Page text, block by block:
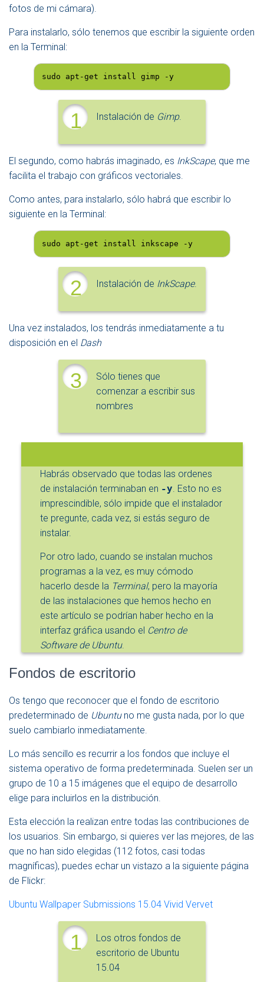
fotos de mi cámara).
Para instalarlo, sólo tenemos que escribir la siguiente orden
en la Terminal:
sudo apt-get install gimp -y
1 Instalación de Gimp.
El segundo, como habrás imaginado, es InkScape, que me
facilita el trabajo con gráficos vectoriales.
Como antes, para instalarlo, sólo habrá que escribir lo
siguiente en la Terminal:
sudo apt-get install inkscape -y
2 Instalación de InkScape.
Una vez instalados, los tendrás inmediatamente a tu
disposición en el Dash
3
Sólo tienes que
comenzar a escribir sus
nombres
Habrás observado que todas las ordenes
de instalación terminaban en -y . Esto no es
imprescindible, sólo impide que el instalador
te pregunte, cada vez, si estás seguro de
instalar.
Por otro lado, cuando se instalan muchos
programas a la vez, es muy cómodo
hacerlo desde la Terminal, pero la mayoría
de las instalaciones que hemos hecho en
este artículo se podrían haber hecho en la
interfaz gráfica usando el Centro de
Software de Ubuntu.
Fondos de escritorio
Os tengo que reconocer que el fondo de escritorio
predeterminado de Ubuntuno me gusta nada, por lo que
suelo cambiarlo inmediatamente.
Lo más sencillo es recurrir a los fondos que incluye el
sistema operativo de forma predeterminada. Suelen ser un
grupo de 10 a 15 imágenes que el equipo de desarrollo
elige para incluirlos en la distribución.
Esta elección la realizan entre todas las contribuciones de
los usuarios. Sin embargo, si quieres ver las mejores, de las
que no han sido elegidas (112 fotos, casi todas
magníficas), puedes echar un vistazo a la siguiente página
de Flickr:
Ubuntu Wallpaper Submissions 15.04 Vivid Vervet
1
Los otros fondos de
escritorio de Ubuntu
15.04